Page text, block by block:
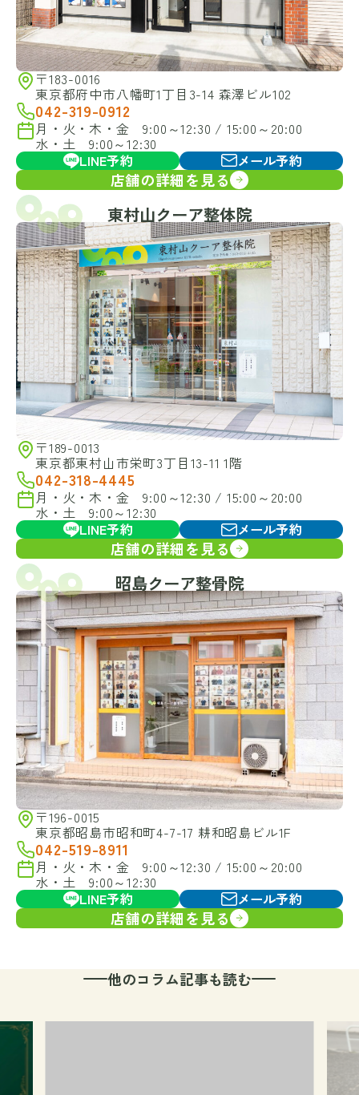
〒183-0016
東京都府中市八幡町1丁目3-14 森澤ビル102
042-319-0912
月・火・木・金 9:00～12:30 / 15:00～20:00
水・土 9:00～12:30
LINE予約
メール予約
店舗の詳細を見る
東村山クーア整体院
〒189-0013
東京都東村山市栄町3丁目13-11 1階
042-318-4445
月・火・木・金 9:00～12:30 / 15:00～20:00
水・土 9:00～12:30
LINE予約
メール予約
店舗の詳細を見る
昭島クーア整骨院
〒196-0015
東京都昭島市昭和町4-7-17 耕和昭島ビル1F
042-519-8911
月・火・木・金 9:00～12:30 / 15:00～20:00
水・土 9:00～12:30
LINE予約
メール予約
店舗の詳細を見る
他のコラム記事も読む